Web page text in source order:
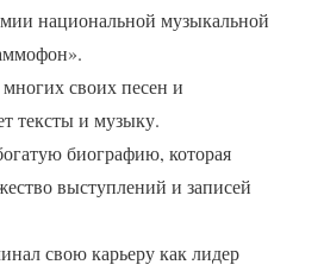
национальной музыкальной
своих песен и
тексты и музыку.
биографию, которая
выступлений и записей
свою карьеру как лидер